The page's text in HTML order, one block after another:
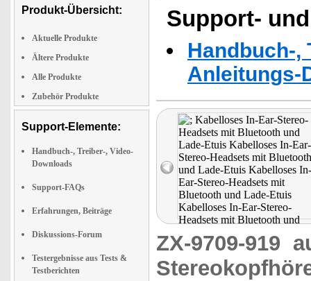
Produkt-Übersicht:
Aktuelle Produkte
Ältere Produkte
Alle Produkte
Zubehör Produkte
Support-Elemente:
Handbuch-, Treiber-, Video-
Downloads
Support-FAQs
Erfahrungen, Beiträge
Diskussions-Forum
Testergebnisse aus Tests &
Testberichten
Support-
Handbuch-,
Anleitungs-
ZX-9709-919